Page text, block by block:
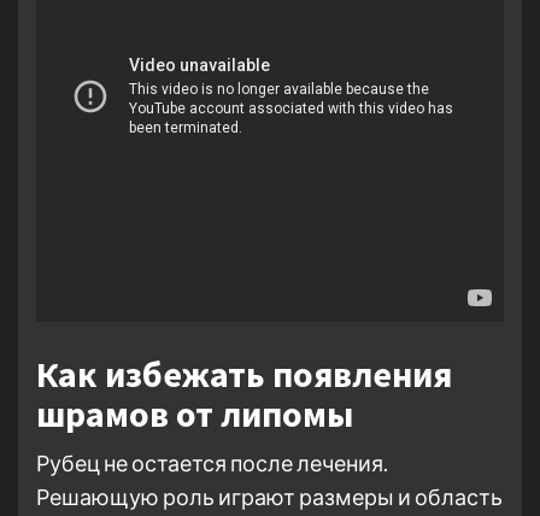
Как избежать появления
шрамов от липомы
Рубец не остается после лечения.
Решающую роль играют размеры и область